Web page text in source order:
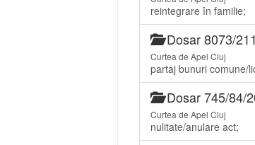
reintegrare în familie;
Dosar 8073/
Curtea de Apel Cluj
partaj bunuri comune/
Dosar 745/84/
Curtea de Apel Cluj
nulitate/anulare act;